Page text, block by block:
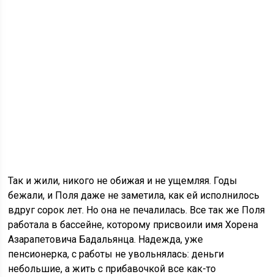
Так и жили, никого не обижая и не ущемляя. Годы
бежали, и Поля даже не заметила, как ей исполнилось
вдруг сорок лет. Но она не печалилась. Все так же Поля
работала в бассейне, которому присвоили имя Хорена
Азарапетовича Бадальянца. Надежда, уже
пенсионерка, с работы не увольнялась: деньги
небольшие, а жить с прибавочкой все как-то